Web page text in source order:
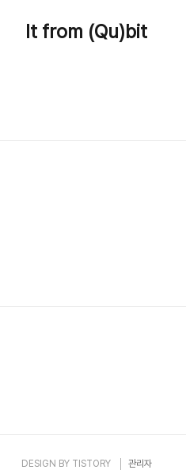
It from (Qu)bit
DESIGN BY TISTORY 관리자